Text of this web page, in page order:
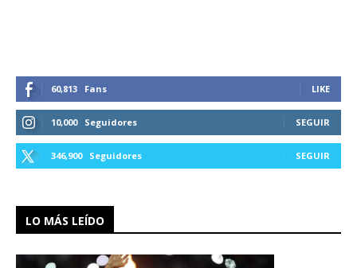
60,813 Fans LIKE
10,000 Seguidores SEGUIR
346,900 Seguidores SEGUIR
LO MÁS LEÍDO